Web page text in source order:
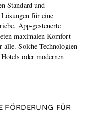
Standard und
für eine
App-gesteuerte
maximalen Komfort
alle. Solche Technologien
oder modernen
FÖRDERUNG FÜR